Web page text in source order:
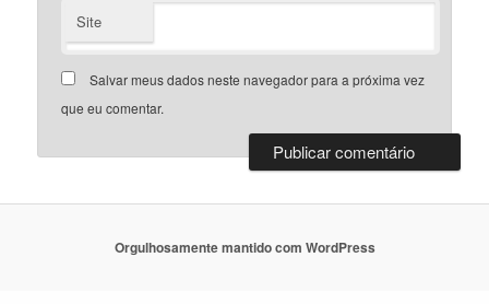
Site
Salvar meus dados neste navegador para a próxima vez
que eu comentar.
Orgulhosamente mantido com WordPress